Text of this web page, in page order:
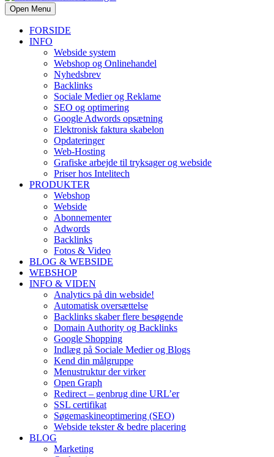
Open Menu
FORSIDE
INFO
Webside system
Webshop og Onlinehandel
Nyhedsbrev
Backlinks
Sociale Medier og Reklame
SEO og optimering
Google Adwords opsætning
Elektronisk faktura skabelon
Opdateringer
Web-Hosting
Grafiske arbejde til tryksager og webside
Priser hos Intelitech
PRODUKTER
Webshop
Webside
Abonnementer
Adwords
Backlinks
Fotos & Video
BLOG & WEBSIDE
WEBSHOP
INFO & VIDEN
Analytics på din webside!
Automatisk oversættelse
Backlinks skaber flere besøgende
Domain Authority og Backlinks
Google Shopping
Indlæg på Sociale Medier og Blogs
Kend din målgruppe
Menustruktur der virker
Open Graph
Redirect – genbrug dine URL’er
SSL certifikat
Søgemaskineoptimering (SEO)
Webside tekster & bedre placering
BLOG
Marketing